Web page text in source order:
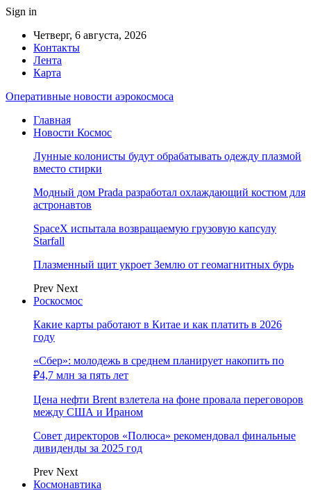
Sign in
Четверг, 6 августа, 2026
Контакты
Лента
Карта
Оперативные новости аэрокосмоса
Главная
Новости Космос
Лунные колонисты будут обрабатывать одежду плазмой
вместо стирки
Модный дом Prada разработал охлаждающий костюм для
астронавтов
SpaceX испытала возвращаемую грузовую капсулу
Starfall
Плазменный щит укроет Землю от геомагнитных бурь
Prev Next
Роскосмос
Какие карты работают в Китае и как платить в 2026
году
«Сбер»: молодежь в среднем планирует накопить по
₽4,7 млн за пять лет
Цена нефти Brent взлетела на фоне провала переговоров
между США и Ираном
Совет директоров «Полюса» рекомендовал финальные
дивиденды за 2025 год
Prev Next
Космонавтика